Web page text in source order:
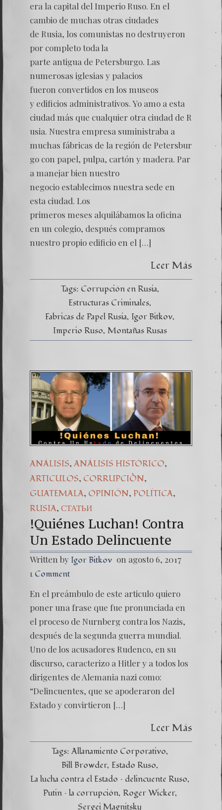
era la capital del Imperio Ruso. En el
cambio de muchas otras ciudades
de Rusia, los comunistas no destruyeron
por completo toda la
parte antigua de Petersburgo. Las
numerosas iglesias y palacios
fueron convertidos en los museos
y edificios administrativos. Yo amo a esta
ciudad más que cualquier otra ciudad de R
usia. Nuestra empresa suministraba a
muchas fábricas de la región de Petersbur
go con papel, pulpa, cartón y madera. Par
a manejar bien nuestro
negocio establecimos nuestra sede en
esta ciudad. Los
primeros meses alquilábamos la oficina
en un colegio, después compramos
nuestro propio edificio en el […]
Leer Más
Tags: Corrupción en Rusia
Estructuras Criminales
Fabricas de Papel Rusia Igor Bitkov
Imperio Ruso Montañas Rusas
ANÁLISIS, ANÁLISIS HISTÓRICO,
ARTICULOS, CORRUPCIÒN,
GUATEMALA, OPINIÓN, POLÍTICA,
RUSIA, СТАТЬИ
!Quiénes Luchan! Contra
Un Estado Delincuente
Written by Igor Bitkov on agosto 6, 2017
1 Comment
En el preámbulo de este articulo quiero
poner una frase que fue pronunciada en
el proceso de Nurnberg contra los Nazis,
después de la segunda guerra mundial.
Uno de los acusadores Rudenco, en su
discurso, caracterizo a Hitler y a todos los
dirigentes de Alemania nazi como:
“Delincuentes, que se apoderaron del
Estado y convirtieron […]
Leer Más
Tags: Allanamiento Corporativo
Bill Browder Estado Ruso
La lucha contra el Estado – delincuente Ruso
Putin – la corrupción Roger Wicker
Sergei Magnitsky